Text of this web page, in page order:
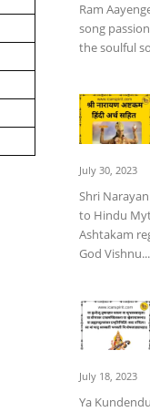
Ram
song
the soulful
July 30, 2023
Shri Narayan
to Hindu
Ashtakam
God Vishnu...
July 18, 2023
Ya